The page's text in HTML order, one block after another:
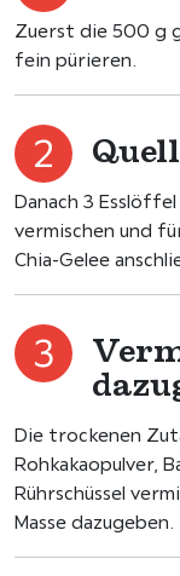
Zuerst die 500 g
fein pürieren.
Danach 3
vermischen und
Chia-Gelee
Die trockenen
Rohkakaopulver,
Rührschüssel
Masse dazugeben.